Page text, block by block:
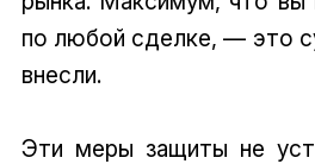
по любой сделке, — это
внесли.
Эти меры защиты не